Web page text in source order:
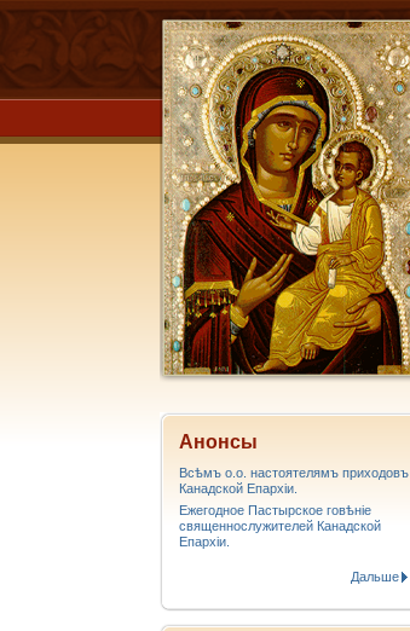
Анонсы
Всѣмъ о.о. настоятелямъ приходовъ
Канадской Епархiи.
Ежегодное Пастырское говѣніе
священнослужителей Канадской
Епархіи.
Дальше